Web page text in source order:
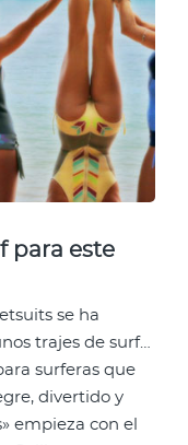
para este
se ha
trajes de surf…
surferas que
divertido y
empieza con el